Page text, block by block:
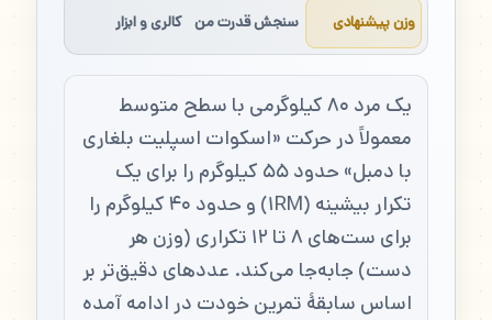
وزن پیشنهادی سنجش قدرت من کالری و ابزار
یک مرد ۸۰ کیلوگرمی با سطح متوسط
معمولاً در حرکت «اسکوات اسپلیت بلغاری
با دمبل» حدود ۵۵ کیلوگرم را برای یک
تکرار بیشینه (۱RM) و حدود ۴۰ کیلوگرم را
برای ست‌های ۸ تا ۱۲ تکراری (وزن هر
دست) جابه‌جا می‌کند. عددهای دقیق‌تر بر
اساس سابقهٔ تمرین خودت در ادامه آمده